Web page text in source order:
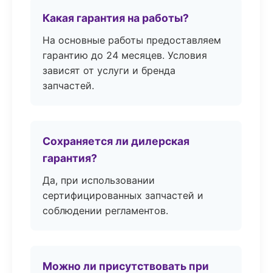
Какая гарантия на работы?
На основные работы предоставляем
гарантию до 24 месяцев. Условия
зависят от услуги и бренда
запчастей.
Сохраняется ли дилерская
гарантия?
Да, при использовании
сертифицированных запчастей и
соблюдении регламентов.
Можно ли присутствовать при